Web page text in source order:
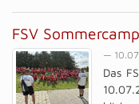
FSV
—
Das